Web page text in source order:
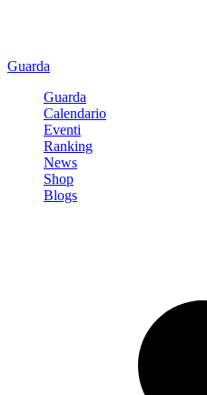
Guarda
Guarda
Calendario
Eventi
Ranking
News
Shop
Blogs